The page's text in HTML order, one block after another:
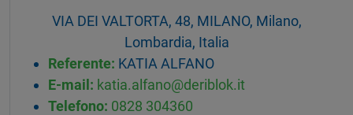
VIA DEI VALTORTA, 48, MILANO, Milano,
Lombardia, Italia
Referente: KATIA ALFANO
E-mail: katia.alfano@deriblok.it
Telefono: 0828 304360